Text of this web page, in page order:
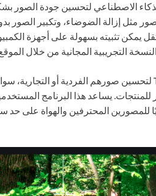
الاصطناعي لتحسين جودة
مثل إزالة الضوضاء، وتكبير الصور
لتحسين صورهم الفردية أو التجارية،
يساعد هذا البرنامج
للمصورين المحترفين والهواة على حد